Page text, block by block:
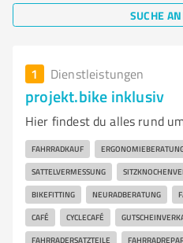
SUCHE
1 Dienstleistungen
projekt.bike inklusiv
Hier findest du alles rund
FAHRRADKAUF
SATTELVERMESSUNG
BIKEFITTING NEURADBERATUNG
CAFÉ CYCLECAFÉ
FAHRRADERSATZTEILE